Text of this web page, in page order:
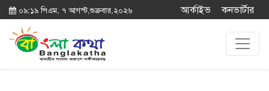
০৯:১৯ পিএম, ৭ আগস্ট,শুক্রবার,২০২৬ আর্কাইভ কনভার্টার